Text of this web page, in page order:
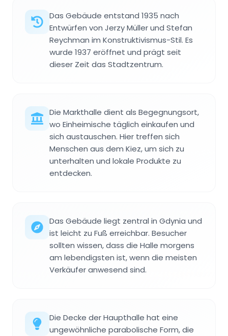
Das Gebäude entstand 1935 nach
Entwürfen von Jerzy Müller und Stefan
Reychman im Konstruktivismus-Stil. Es
wurde 1937 eröffnet und prägt seit
dieser Zeit das Stadtzentrum.
Die Markthalle dient als Begegnungsort,
wo Einheimische täglich einkaufen und
sich austauschen. Hier treffen sich
Menschen aus dem Kiez, um sich zu
unterhalten und lokale Produkte zu
entdecken.
Das Gebäude liegt zentral in Gdynia und
ist leicht zu Fuß erreichbar. Besucher
sollten wissen, dass die Halle morgens
am lebendigsten ist, wenn die meisten
Verkäufer anwesend sind.
Die Decke der Haupthalle hat eine
ungewöhnliche parabolische Form, die